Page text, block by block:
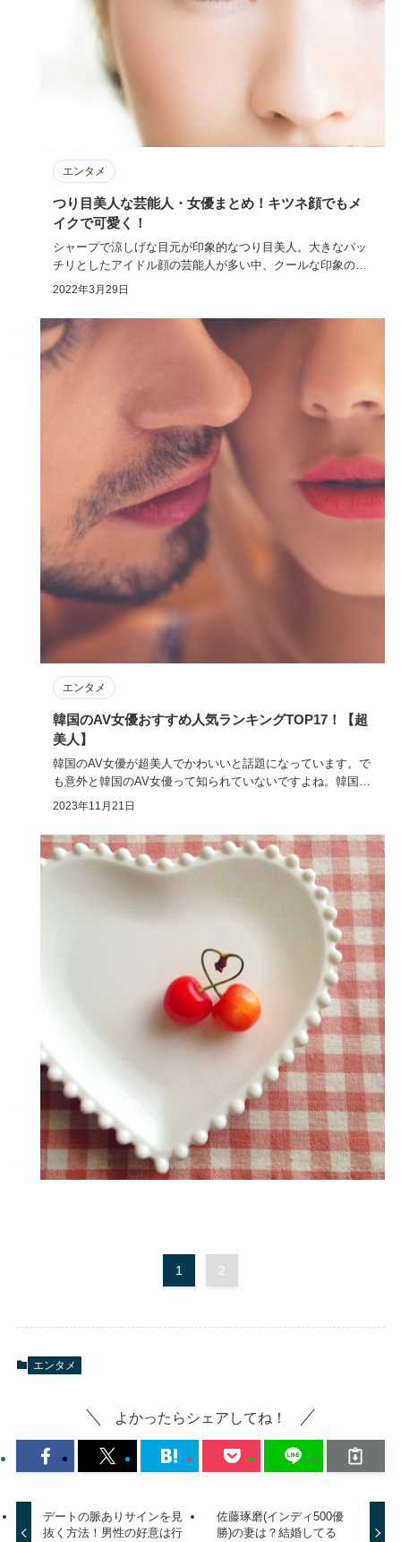
エンタメ
つり目美人な芸能人・女優まとめ！キツネ顔でもメ
イクで可愛く！
シャープで涼しげな目元が印象的なつり目美人。大きなパッ
チリとしたアイドル顔の芸能人が多い中、クールな印象のつ
り目美人の芸能…
2022年3月29日
エンタメ
韓国のAV女優おすすめ人気ランキングTOP17！【超
美人】
韓国のAV女優が超美人でかわいいと話題になっています。で
も意外と韓国のAV女優って知られていないですよね。韓国の
AV女優に…
2023年11月21日
1 2
エンタメ
よかったらシェアしてね！
デートの脈ありサインを見
抜く方法！男性の好意は行
佐藤琢磨(インディ500優
勝)の妻は？結婚してる